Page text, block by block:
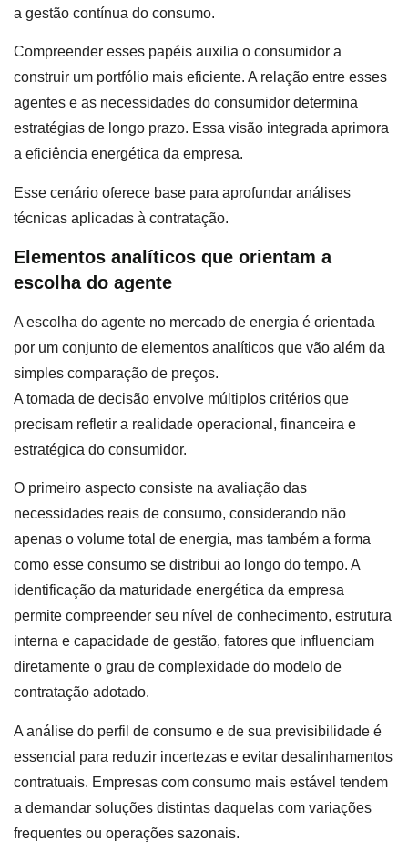
a gestão contínua do consumo.
Compreender esses papéis auxilia o consumidor a
construir um portfólio mais eficiente. A relação entre esses
agentes e as necessidades do consumidor determina
estratégias de longo prazo. Essa visão integrada aprimora
a eficiência energética da empresa.
Esse cenário oferece base para aprofundar análises
técnicas aplicadas à contratação.
Elementos analíticos que orientam a
escolha do agente
A escolha do agente no mercado de energia é orientada
por um conjunto de elementos analíticos que vão além da
simples comparação de preços.
A tomada de decisão envolve múltiplos critérios que
precisam refletir a realidade operacional, financeira e
estratégica do consumidor.
O primeiro aspecto consiste na avaliação das
necessidades reais de consumo, considerando não
apenas o volume total de energia, mas também a forma
como esse consumo se distribui ao longo do tempo. A
identificação da maturidade energética da empresa
permite compreender seu nível de conhecimento, estrutura
interna e capacidade de gestão, fatores que influenciam
diretamente o grau de complexidade do modelo de
contratação adotado.
A análise do perfil de consumo e de sua previsibilidade é
essencial para reduzir incertezas e evitar desalinhamentos
contratuais. Empresas com consumo mais estável tendem
a demandar soluções distintas daquelas com variações
frequentes ou operações sazonais.